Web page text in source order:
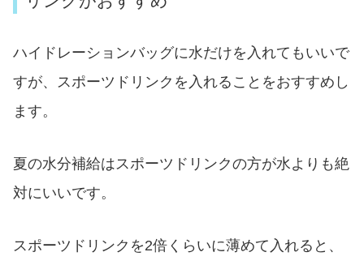
ハイドレーションバッグに水だけを入れてもいいで
すが、スポーツドリンクを入れることをおすすめし
ます。
夏の水分補給はスポーツドリンクの方が水よりも絶
対にいいです。
スポーツドリンクを2倍くらいに薄めて入れると、